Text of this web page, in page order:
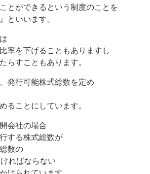
とができるという制度のことを
といいます。
率を下げることもありますし
らすこともあります。
発行可能株式総数を定め
ることにしています。
会社の場合
する株式総数が
数の
ればならない